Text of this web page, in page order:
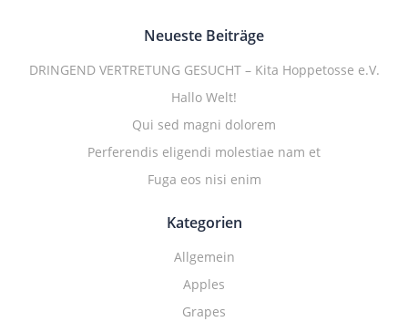
Neueste Beiträge
DRINGEND VERTRETUNG GESUCHT – Kita Hoppetosse e.V.
Hallo Welt!
Qui sed magni dolorem
Perferendis eligendi molestiae nam et
Fuga eos nisi enim
Kategorien
Allgemein
Apples
Grapes